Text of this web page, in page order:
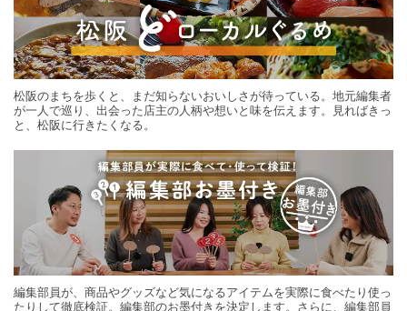
松阪のまちを歩くと、まだ知らないおいしさが待っている。地元編集者
が一人で巡り、出会った店主の人柄や想いと味を伝えます。見ればきっ
と、松阪に行きたくなる。
編集部員が、商品やグッズなど気になるアイテムを実際に食べたり使っ
たりして徹底検証。編集部のお墨付きを決定します。さらに、編集部員